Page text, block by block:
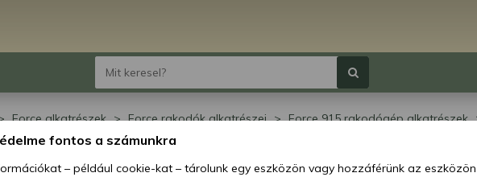
Force alkatrészek Force rakodók alkatrészei
Force 915 rakodógép alkatrészek
motor alkatrészek
915 motor
fontos a számunkra
– például cookie-kat – tárolunk egy eszközön vagy hozzáférünk az eszközön